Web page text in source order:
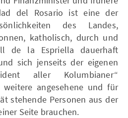
del Rosario ist eine der
des Landes,
katholisch, durch und
de la Espriella dauerhaft
sich jenseits der eigenen
aller Kolumbianer“
angesehene und für
stehende Personen aus der
Seite brauchen.